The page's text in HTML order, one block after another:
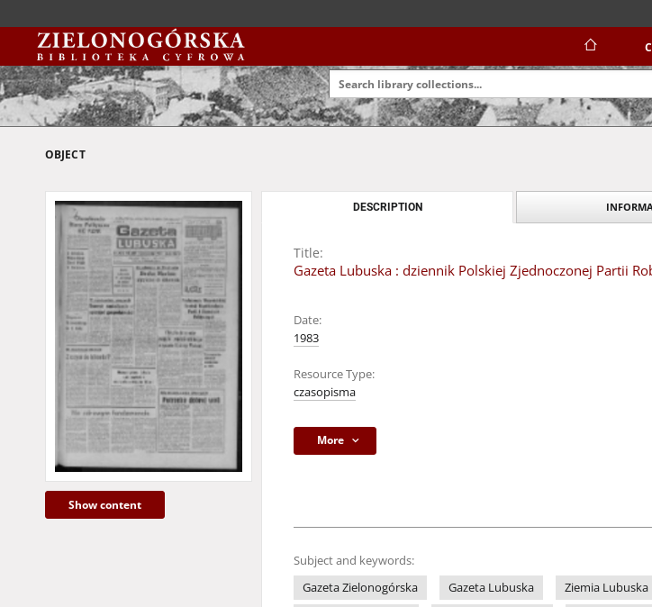
OBJECT
Show content
DESCRIPTION
Title:
Gazeta Lubuska : dziennik Polskiej Zjednoczonej Partii
Date:
1983
Resource Type:
czasopisma
More
Subject and keywords:
Gazeta Zielonogórska
Gazeta Lubuska Ziemia Lubuska